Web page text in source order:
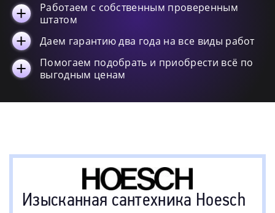
Работаем с собственным проверенным
штатом
Даем гарантию два года на все виды работ
Помогаем подобрать и приобрести всё по
выгодным ценам
Изысканная сантехника Hoesch